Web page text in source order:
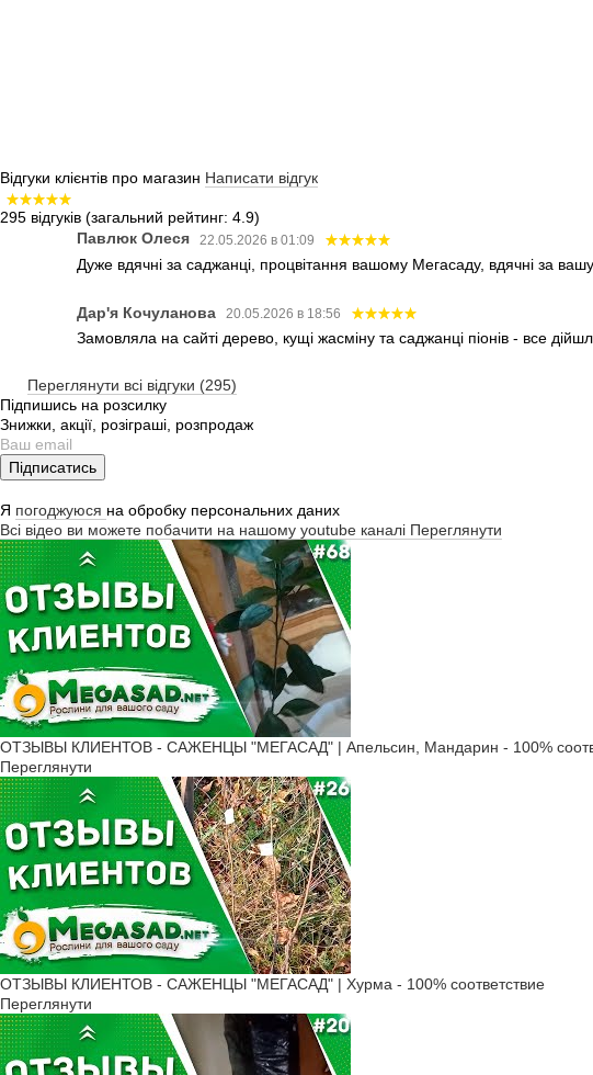
Відгуки клієнтів про магазин Написати відгук
295 відгуків (загальний рейтинг: 4.9)
Павлюк Олеся
22.05.2026 в 01:09
Дуже вдячні за саджанці, процвітання вашому Мегасаду, вдячні за
Дар'я Кочуланова 20.05.2026 в 18:56
Замовляла на сайті дерево, кущі жасміну та саджанці піонів - все
Переглянути всі відгуки (295)
Підпишись на розсилку
Знижки, акції, розіграші, розпродаж
Підписатись
Я погоджуюся на обробку персональних даних
Всі відео ви можете побачити на нашому youtube каналі Переглянути
ОТЗЫВЫ КЛИЕНТОВ - САЖЕНЦЫ "МЕГАСАД" | Апельсин, Мандарин - 100%
Переглянути
ОТЗЫВЫ КЛИЕНТОВ - САЖЕНЦЫ "МЕГАСАД" | Хурма - 100% соответствие
Переглянути